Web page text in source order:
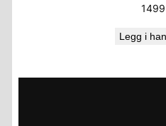
1499
Legg i